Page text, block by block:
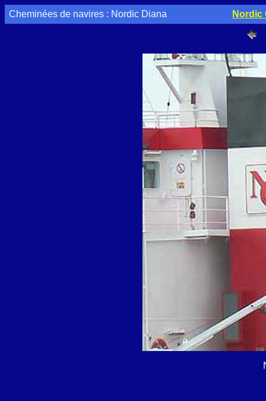
Cheminées de navires : Nordic Diana Nordic